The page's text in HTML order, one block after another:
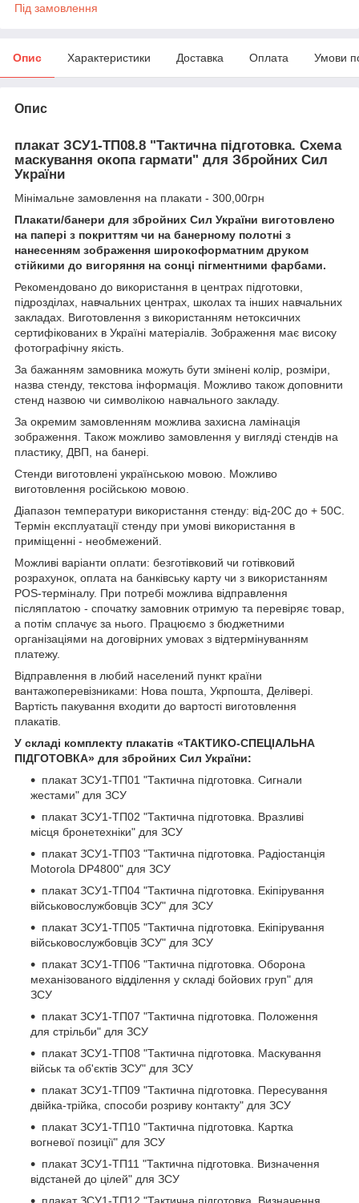
Під замовлення
Опис Характеристики Доставка Оплата Умови
Опис
плакат ЗСУ1-ТП08.8 "Тактична підготовка. Схема
маскування окопа гармати" для Збройних Сил
України
Мінімальне замовлення на плакати - 300,00грн
Плакати/банери для збройних Сил України виготовлено
на папері з покриттям чи на банерному полотні з
нанесенням зображення широкоформатним друком
стійкими до вигоряння на сонці пігментними фарбами.
Рекомендовано до використання в центрах підготовки,
підрозділах, навчальних центрах, школах та інших навчальних
закладах. Виготовлення з використанням нетоксичних
сертифікованих в Україні матеріалів. Зображення має високу
фотографічну якість.
За бажанням замовника можуть бути змінені колір, розміри,
назва стенду, текстова інформація. Можливо також доповнити
стенд назвою чи символікою навчального закладу.
За окремим замовленням можлива захисна ламінація
зображення. Також можливо замовлення у вигляді стендів на
пластику, ДВП, на банері.
Стенди виготовлені українською мовою. Можливо
виготовлення російською мовою.
Діапазон температури використання стенду: від-20С до + 50С.
Термін експлуатації стенду при умові використання в
приміщенні - необмежений.
Можливі варіанти оплати: безготівковий чи готівковий
розрахунок, оплата на банківську карту чи з використанням
POS-терміналу. При потребі можлива відправлення
післяплатою - спочатку замовник отримую та перевіряє товар,
а потім сплачує за нього. Працюємо з бюджетними
організаціями на договірних умовах з відтермінуванням
платежу.
Відправлення в любий населений пункт країни
вантажоперевізниками: Нова пошта, Укрпошта, Делівері.
Вартість пакування входити до вартості виготовлення
плакатів.
У складі комплекту плакатів «ТАКТИКО-СПЕЦІАЛЬНА
ПІДГОТОВКА» для збройних Сил України:
плакат ЗСУ1-ТП01 "Тактична підготовка. Сигнали
жестами" для ЗСУ
плакат ЗСУ1-ТП02 "Тактична підготовка. Вразливі
місця бронетехніки" для ЗСУ
плакат ЗСУ1-ТП03 "Тактична підготовка. Радіостанція
Motorola DP4800" для ЗСУ
плакат ЗСУ1-ТП04 "Тактична підготовка. Екіпірування
військовослужбовців ЗСУ" для ЗСУ
плакат ЗСУ1-ТП05 "Тактична підготовка. Екіпірування
військовослужбовців ЗСУ" для ЗСУ
плакат ЗСУ1-ТП06 "Тактична підготовка. Оборона
механізованого відділення у складі бойових груп" для
ЗСУ
плакат ЗСУ1-ТП07 "Тактична підготовка. Положення
для стрільби" для ЗСУ
плакат ЗСУ1-ТП08 "Тактична підготовка. Маскування
військ та об'єктів ЗСУ" для ЗСУ
плакат ЗСУ1-ТП09 "Тактична підготовка. Пересування
двійка-трійка, способи розриву контакту" для ЗСУ
плакат ЗСУ1-ТП10 "Тактична підготовка. Картка
вогневої позиції" для ЗСУ
плакат ЗСУ1-ТП11 "Тактична підготовка. Визначення
відстаней до цілей" для ЗСУ